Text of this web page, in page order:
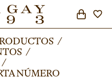
/
/
/
NÚMERO
/
/
/
NÚMERO